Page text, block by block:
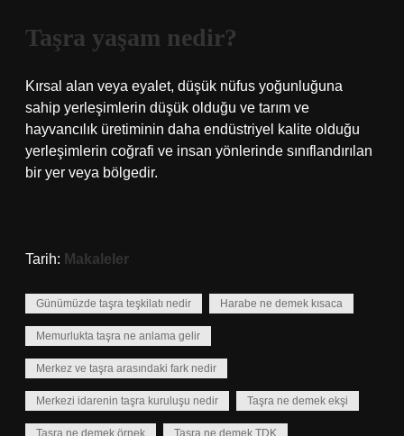
Taşra yaşam nedir?
Kırsal alan veya eyalet, düşük nüfus yoğunluğuna
sahip yerleşimlerin düşük olduğu ve tarım ve
hayvancılık üretiminin daha endüstriyel kalite olduğu
yerleşimlerin coğrafi ve insan yönlerinde sınıflandırılan
bir yer veya bölgedir.
Tarih: Makaleler
Günümüzde taşra teşkilatı nedir Harabe ne demek kısaca
Memurlukta taşra ne anlama gelir
Merkez ve taşra arasındaki fark nedir
Merkezi idarenin taşra kuruluşu nedir Taşra ne demek ekşi
Taşra ne demek örnek Taşra ne demek TDK